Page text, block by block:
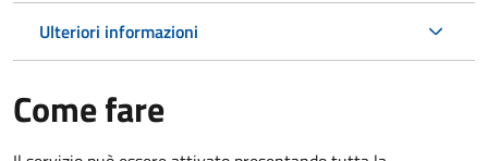
Ulteriori informazioni
Come fare